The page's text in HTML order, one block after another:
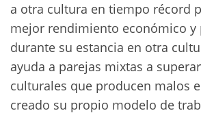
a otra cultura en tiempo récord
mejor rendimiento económico y
durante su estancia en otra
ayuda a parejas mixtas a
culturales que producen malos
creado su propio modelo de